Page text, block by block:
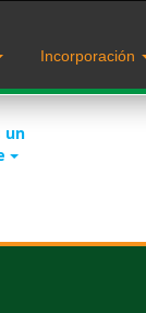
Incorporación
un